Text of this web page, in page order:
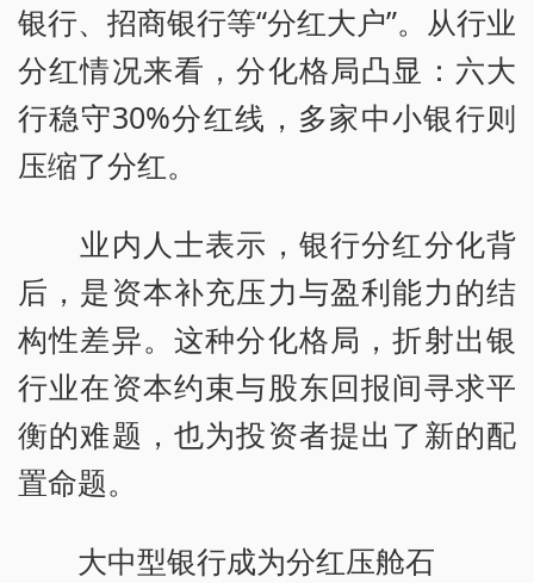
银行、招商银行等“分红大户”。从行业
分红情况来看，分化格局凸显：六大
行稳守30%分红线，多家中小银行则
压缩了分红。
业内人士表示，银行分红分化背
后，是资本补充压力与盈利能力的结
构性差异。这种分化格局，折射出银
行业在资本约束与股东回报间寻求平
衡的难题，也为投资者提出了新的配
置命题。
大中型银行成为分红压舱石